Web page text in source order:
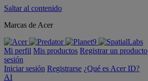
Saltar al contenido
Marcas de Acer
Mi perfil Mis productos Registrar un producto
sesión
Iniciar sesión Registrarse ¿Qué es Acer ID?
AI